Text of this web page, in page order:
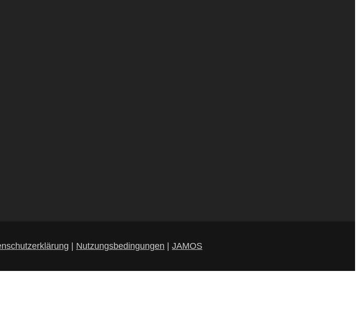
| Nutzungsbedingungen | JAMOS